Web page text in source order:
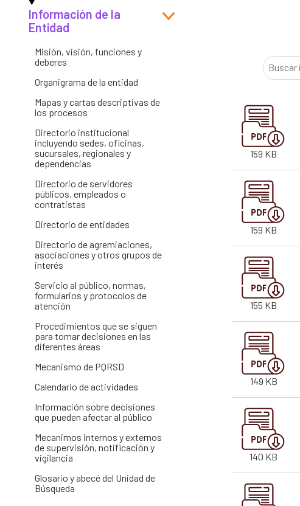
Entes y autoridades que vigilan
Información de la
Entidad
Misión, visión, funciones y
deberes
Organigrama de la entidad
Mapas y cartas descriptivas de
los procesos
Directorio institucional
incluyendo sedes, oficinas,
sucursales, regionales y
dependencias
Directorio de servidores
públicos, empleados o
contratistas
Directorio de entidades
Directorio de agremiaciones,
asociaciones y otros grupos de
interés
Servicio al público, normas,
formularios y protocolos de
atención
Procedimientos que se siguen
para tomar decisiones en las
diferentes áreas
Mecanismo de PQRSD
Calendario de actividades
Información sobre decisiones
que pueden afectar al público
Mecanimos internos y externos
de supervisión, notificación y
vigilancia
Glosario y abecé del Unidad de
Búsqueda
159 KB
159 KB
155 KB
149 KB
140 KB